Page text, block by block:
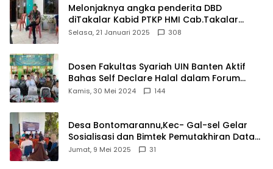
Melonjaknya angka penderita DBD
diTakalar Kabid PTKP HMI Cab.Takalar
angkat bicara
Selasa, 21 Januari 2025 308
Dosen Fakultas Syariah UIN Banten Aktif
Bahas Self Declare Halal dalam Forum
Ijtima Ulama MUI
Kamis, 30 Mei 2024 144
Desa Bontomarannu,Kec- Gal-sel Gelar
Sosialisasi dan Bimtek Pemutakhiran Data
ID
Jumat, 9 Mei 2025 31